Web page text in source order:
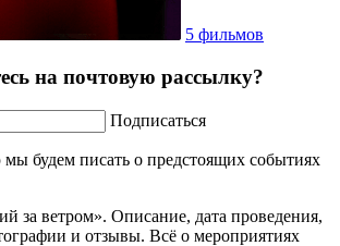
5 фильмов
на почтовую рассылку?
Подписаться
мы будем писать о предстоящих событиях
за ветром». Описание, дата проведения,
и отзывы. Всё о мероприятиях